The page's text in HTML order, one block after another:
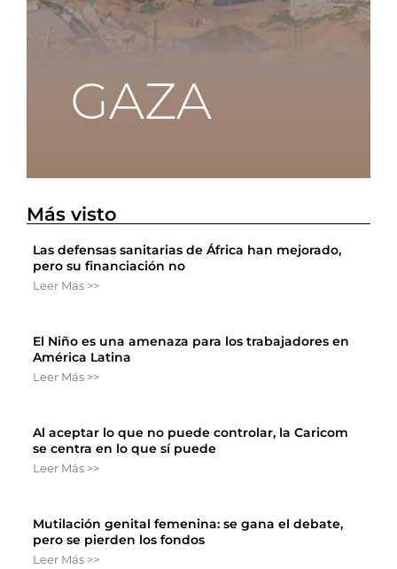
Más visto
Las defensas sanitarias de África han mejorado,
pero su financiación no
Leer Más >>
El Niño es una amenaza para los trabajadores en
América Latina
Leer Más >>
Al aceptar lo que no puede controlar, la Caricom
se centra en lo que sí puede
Leer Más >>
Mutilación genital femenina: se gana el debate,
pero se pierden los fondos
Leer Más >>